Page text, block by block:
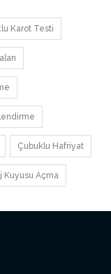
Karot Testi
Çubuklu Hafriyat
Kuyusu Açma